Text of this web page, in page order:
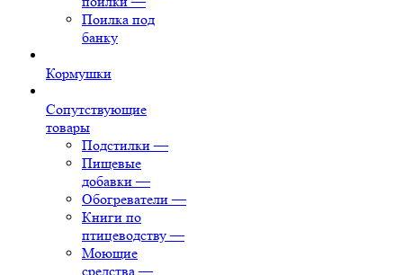
Поилка под
банку
Кормушки
Сопутствующие
товары
Подстилки —
Пищевые
добавки —
Обогреватели —
Книги по
птицеводству —
Моющие
средства —